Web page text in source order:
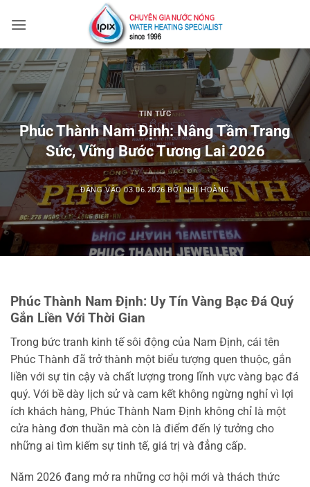
qua
dung
TIN TỨC
Phúc Thành Nam Định: Nâng Tầm Trang
Sức, Vững Bước Tương Lai 2026
ĐĂNG VÀO03.06.2026 BỞINHI HOÀNG
Phúc Thành Nam Định: Uy Tín Vàng Bạc Đá Quý
Gắn Liền Với Thời Gian
Trong bức tranh kinh tế sôi động của Nam Định, cái tên
Phúc Thành đã trở thành một biểu tượng quen thuộc, gắn
liền với sự tin cậy và chất lượng trong lĩnh vực vàng bạc đá
quý. Với bề dày lịch sử và cam kết không ngừng nghỉ vì lợi
ích khách hàng, Phúc Thành Nam Định không chỉ là một
cửa hàng đơn thuần mà còn là điểm đến lý tưởng cho
những ai tìm kiếm sự tinh tế, giá trị và đẳng cấp.
Năm 2026 đang mở ra những cơ hội mới và thách thức